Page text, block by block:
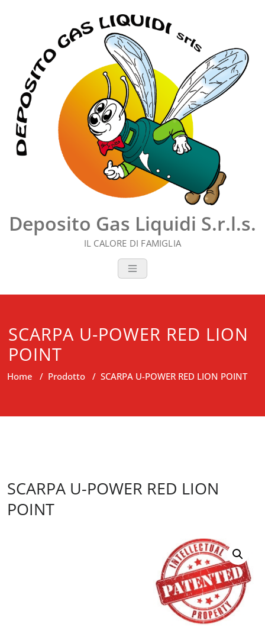
Deposito Gas Liquidi S.r.l.s.
IL CALORE DI FAMIGLIA
SCARPA U-POWER RED LION
POINT
Home / Prodotto / SCARPA U-POWER RED LION POINT
SCARPA U-POWER RED LION
POINT